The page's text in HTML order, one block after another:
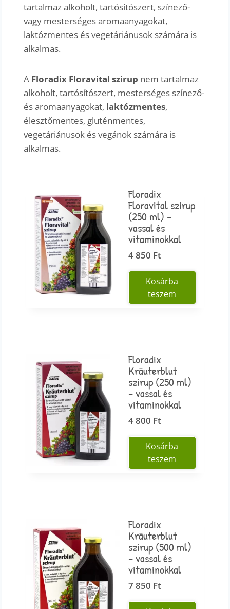
tartalmaz alkoholt, tartósítószert, színező-
vagy mesterséges aromaanyagokat,
laktózmentes és vegetáriánusok számára is
alkalmas.
A Floradix Floravital szirup nem tartalmaz
alkoholt, tartósítószert, mesterséges színező-
és aromaanyagokat, laktózmentes,
élesztőmentes, gluténmentes,
vegetáriánusok és vegánok számára is
alkalmas.
Floradix
Floravital szirup
(250 ml) –
vassal és
vitaminokkal
4 850 Ft
Kosárba
teszem
Floradix
Kräuterblut
szirup (250 ml)
– vassal és
vitaminokkal
4 800 Ft
Kosárba
teszem
Floradix
Kräuterblut
szirup (500 ml)
– vassal és
vitaminokkal
7 850 Ft